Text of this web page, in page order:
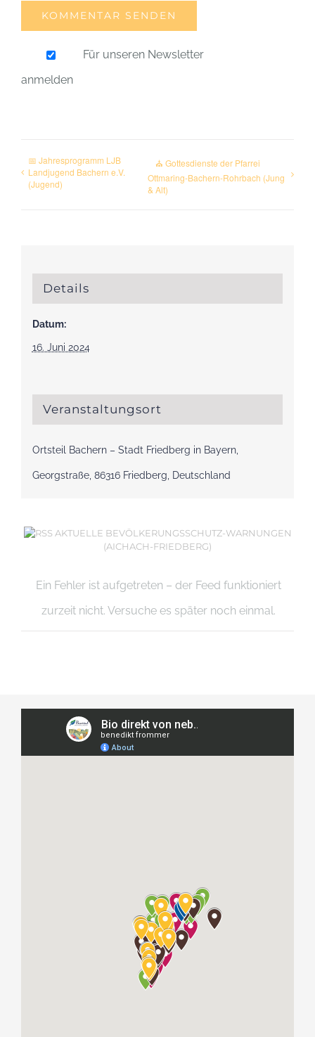
Für unseren Newsletter
anmelden
📅 Jahresprogramm LJB
Landjugend Bachern e.V.
(Jugend)
⛪ Gottesdienste der Pfarrei
Ottmaring-Bachern-Rohrbach (Jung
& Alt)
Details
Datum:
16. Juni 2024
Veranstaltungsort
Ortsteil Bachern – Stadt Friedberg in Bayern,
Georgstraße, 86316 Friedberg, Deutschland
AKTUELLE BEVÖLKERUNGSSCHUTZ-WARNUNGEN
(AICHACH-FRIEDBERG)
Ein Fehler ist aufgetreten – der Feed funktioniert
zurzeit nicht. Versuche es später noch einmal.